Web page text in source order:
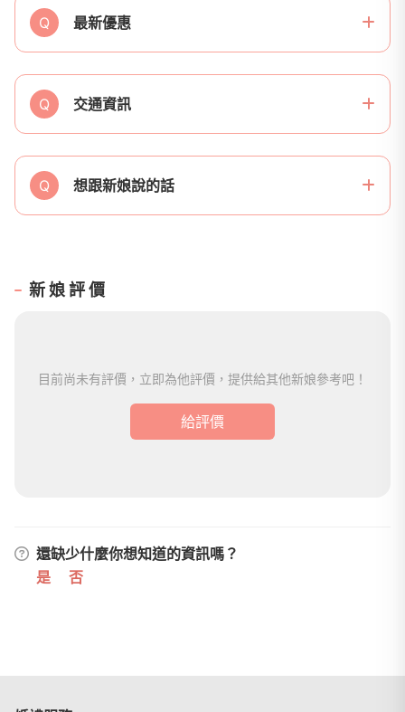
Q 最新優惠
Q 交通資訊
Q 想跟新娘說的話
新娘評價
目前尚未有評價，立即為他評價，提供給其他新娘參考吧！
給評價
還缺少什麼你想知道的資訊嗎？
是
否